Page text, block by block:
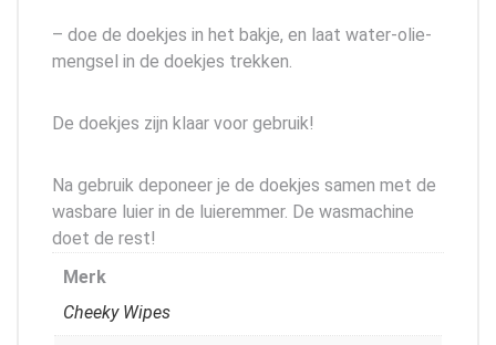
– doe de doekjes in het bakje, en laat water-olie-
mengsel in de doekjes trekken.
De doekjes zijn klaar voor gebruik!
Na gebruik deponeer je de doekjes samen met de
wasbare luier in de luieremmer. De wasmachine
doet de rest!
Merk
Cheeky Wipes